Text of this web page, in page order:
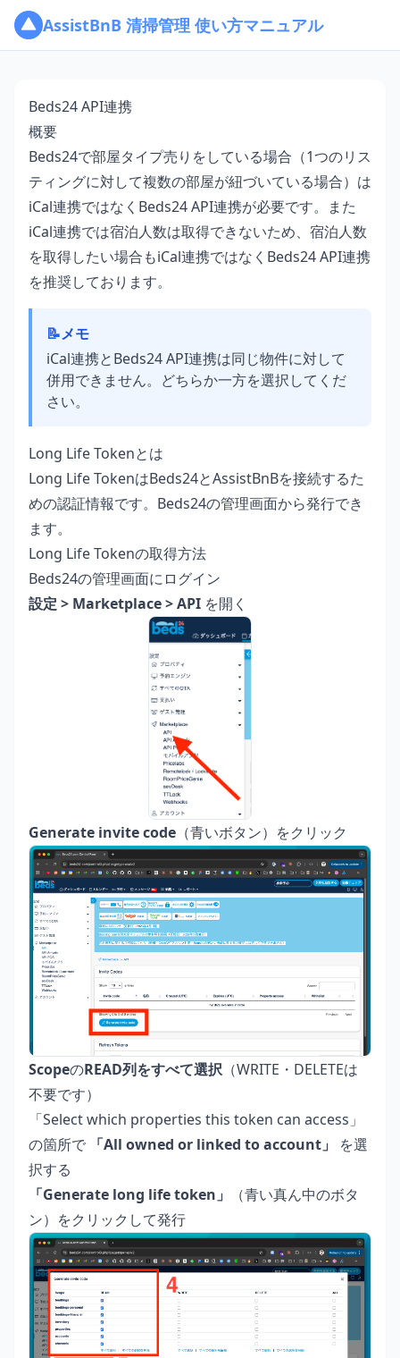
AssistBnB 清掃管理 使い方マニュアル
Beds24 API連携
概要
Beds24で部屋タイプ売りをしている場合（1つのリス
ティングに対して複数の部屋が紐づいている場合）は
iCal連携ではなくBeds24 API連携が必要です。また
iCal連携では宿泊人数は取得できないため、宿泊人数
を取得したい場合もiCal連携ではなくBeds24 API連携
を推奨しております。
📝メモ
iCal連携とBeds24 API連携は同じ物件に対して
併用できません。どちらか一方を選択してくだ
さい。
Long Life Tokenとは
Long Life TokenはBeds24とAssistBnBを接続するた
めの認証情報です。Beds24の管理画面から発行でき
ます。
Long Life Tokenの取得方法
Beds24の管理画面にログイン
設定 > Marketplace > API を開く
Generate invite code （青いボタン）をクリック
ScopeのREAD列をすべて選択 （WRITE・DELETEは
不要です）
「Select which properties this token can access」
の箇所で 「All owned or linked to account」
を選
択する
「Generate long life token」
（青い真ん中のボタ
ン）をクリックして発行